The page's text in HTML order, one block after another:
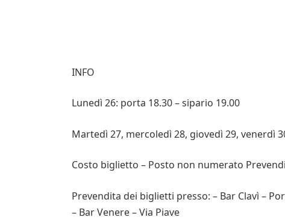
INFO
Lunedì 26: porta 18.30 – sipario 19.00
Martedì 27, mercoledì 28, giovedì 29, venerdì
Costo biglietto – Posto non numerato
Prevendita dei biglietti presso: – Bar Clavì –
– Bar Venere – Via Piave